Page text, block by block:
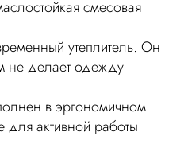
смесовая
утеплитель. Он
не делает одежду
в эргономичном
активной работы